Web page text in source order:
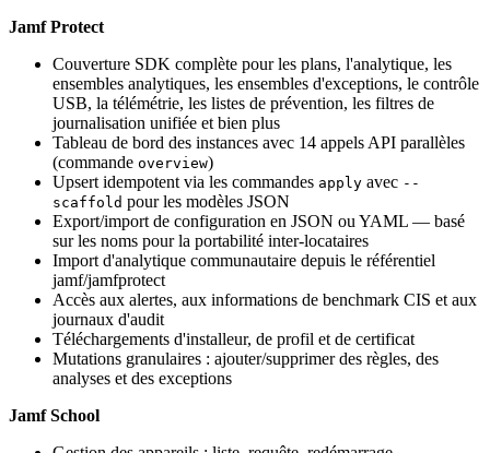
Jamf Protect
Couverture SDK complète pour les plans, l'analytique, les
ensembles analytiques, les ensembles d'exceptions, le contrôle
USB, la télémétrie, les listes de prévention, les filtres de
journalisation unifiée et bien plus
Tableau de bord des instances avec 14 appels API parallèles
(commande overview)
Upsert idempotent via les commandes apply avec --
scaffold pour les modèles JSON
Export/import de configuration en JSON ou YAML — basé
sur les noms pour la portabilité inter-locataires
Import d'analytique communautaire depuis le référentiel
jamf/jamfprotect
Accès aux alertes, aux informations de benchmark CIS et aux
journaux d'audit
Téléchargements d'installeur, de profil et de certificat
Mutations granulaires : ajouter/supprimer des règles, des
analyses et des exceptions
Jamf School